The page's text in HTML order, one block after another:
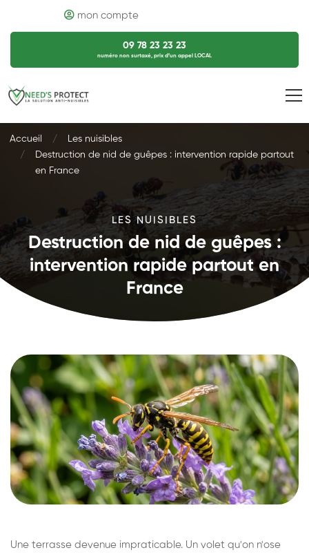
mon compte
09 78 23 23 23
numéro non surtaxé, prix d’un appel LOCAL
Accueil
Les nuisibles
Destruction de nid de guêpes : intervention rapide partout
en France
LES NUISIBLES
Destruction de nid de guêpes :
intervention rapide partout en
France
Une terrasse devenue impraticable. Un volet qu'on n'ose